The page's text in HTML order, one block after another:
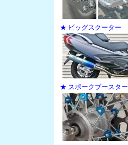
★ ビッグスクーター
★ スポークブースター